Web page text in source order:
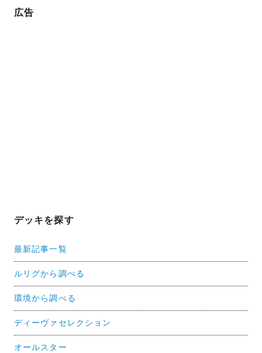
広告
デッキを探す
最新記事一覧
ルリグから調べる
環境から調べる
ディーヴァセレクション
オールスター